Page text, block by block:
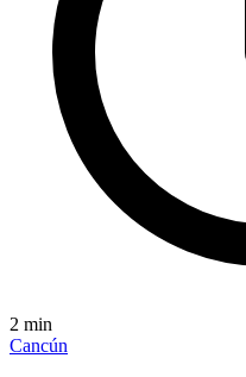
2 min
Cancún